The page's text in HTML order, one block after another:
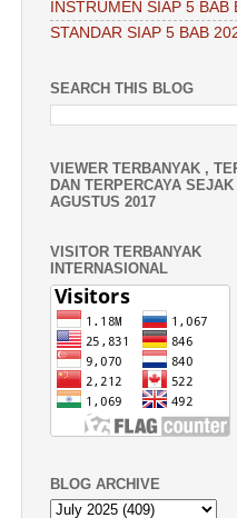
INSTRUMEN SIAP 5 BAB
STANDAR SIAP 5 BAB
SEARCH THIS BLOG
VIEWER TERBANYAK ,
DAN TERPERCAYA SEJAK
AGUSTUS 2017
VISITOR TERBANYAK
INTERNASIONAL
BLOG ARCHIVE